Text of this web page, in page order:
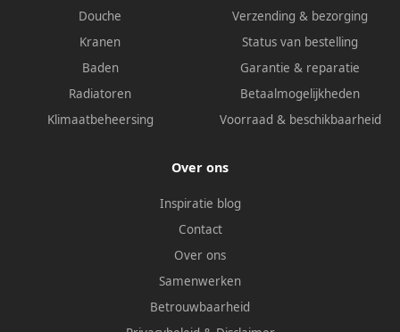
Douche
Kranen
Baden
Radiatoren
Klimaatbeheersing
Verzending & bezorging
Status van bestelling
Garantie & reparatie
Betaalmogelijkheden
Voorraad & beschikbaarheid
Over ons
Inspiratie blog
Contact
Over ons
Samenwerken
Betrouwbaarheid